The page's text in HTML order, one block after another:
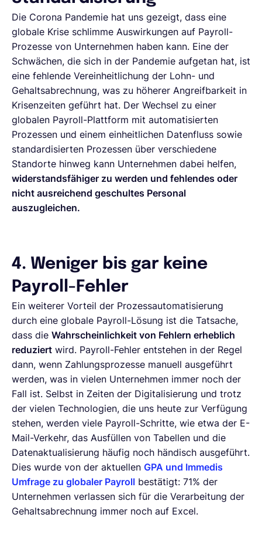
Die Corona Pandemie hat uns gezeigt, dass eine
globale Krise schlimme Auswirkungen auf Payroll-
Prozesse von Unternehmen haben kann. Eine der
Schwächen, die sich in der Pandemie aufgetan hat, ist
eine fehlende Vereinheitlichung der Lohn- und
Gehaltsabrechnung, was zu höherer Angreifbarkeit in
Krisenzeiten geführt hat. Der Wechsel zu einer
globalen Payroll-Plattform mit automatisierten
Prozessen und einem einheitlichen Datenfluss sowie
standardisierten Prozessen über verschiedene
Standorte hinweg kann Unternehmen dabei helfen,
widerstandsfähiger zu werden und fehlendes oder
nicht ausreichend geschultes Personal
auszugleichen.
4. Weniger bis gar keine
Payroll-Fehler
Ein weiterer Vorteil der Prozessautomatisierung
durch eine globale Payroll-Lösung ist die Tatsache,
dass die Wahrscheinlichkeit von Fehlern erheblich
reduziert wird. Payroll-Fehler entstehen in der Regel
dann, wenn Zahlungsprozesse manuell ausgeführt
werden, was in vielen Unternehmen immer noch der
Fall ist. Selbst in Zeiten der Digitalisierung und trotz
der vielen Technologien, die uns heute zur Verfügung
stehen, werden viele Payroll-Schritte, wie etwa der E-
Mail-Verkehr, das Ausfüllen von Tabellen und die
Datenaktualisierung häufig noch händisch ausgeführt.
Dies wurde von der aktuellen GPA und Immedis
Umfrage zu globaler Payroll bestätigt: 71% der
Unternehmen verlassen sich für die Verarbeitung der
Gehaltsabrechnung immer noch auf Excel.